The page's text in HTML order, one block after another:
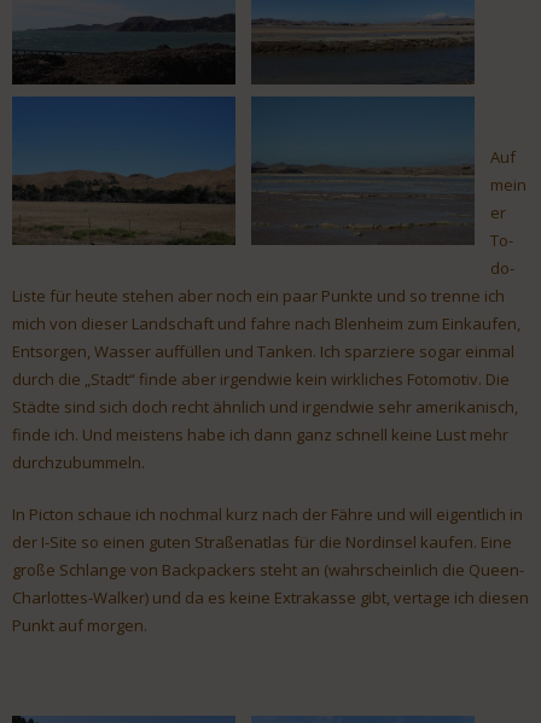
Auf
mein
er
To-
do-
Liste für heute stehen aber noch ein paar Punkte und so trenne ich
mich von dieser Landschaft und fahre nach Blenheim zum Einkaufen,
Entsorgen, Wasser auffüllen und Tanken. Ich sparziere sogar einmal
durch die „Stadt“ finde aber irgendwie kein wirkliches Fotomotiv. Die
Städte sind sich doch recht ähnlich und irgendwie sehr amerikanisch,
finde ich. Und meistens habe ich dann ganz schnell keine Lust mehr
durchzubummeln.
In Picton schaue ich nochmal kurz nach der Fähre und will eigentlich in
der I-Site so einen guten Straßenatlas für die Nordinsel kaufen. Eine
große Schlange von Backpackers steht an (wahrscheinlich die Queen-
Charlottes-Walker) und da es keine Extrakasse gibt, vertage ich diesen
Punkt auf morgen.